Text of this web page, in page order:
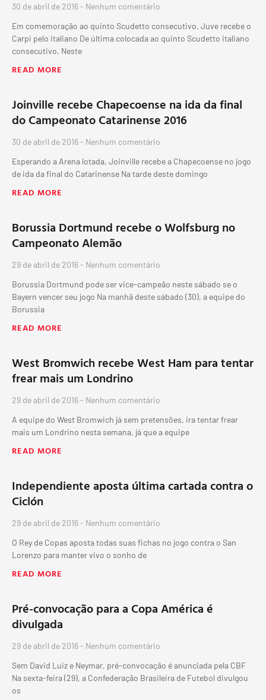
30 de abril de 2016
Nenhum comentário
Em comemoração ao quinto Scudetto consecutivo, Juve recebe o
Carpi pelo italiano De última colocada ao quinto Scudetto italiano
consecutivo. Neste
READ MORE
Joinville recebe Chapecoense na ida da final
do Campeonato Catarinense 2016
30 de abril de 2016
Nenhum comentário
Esperando a Arena lotada, Joinville recebe a Chapecoense no jogo
de ida da final do Catarinense Na tarde deste domingo
READ MORE
Borussia Dortmund recebe o Wolfsburg no
Campeonato Alemão
29 de abril de 2016
Nenhum comentário
Borussia Dortmund pode ser vice-campeão neste sábado se o
Bayern vencer seu jogo Na manhã deste sábado (30), a equipe do
Borussia
READ MORE
West Bromwich recebe West Ham para tentar
frear mais um Londrino
29 de abril de 2016
Nenhum comentário
A equipe do West Bromwich já sem pretensões, ira tentar frear
mais um Londrino nesta semana, já que a equipe
READ MORE
Independiente aposta última cartada contra o
Ciclón
29 de abril de 2016
Nenhum comentário
O Rey de Copas aposta todas suas fichas no jogo contra o San
Lorenzo para manter vivo o sonho de
READ MORE
Pré-convocação para a Copa América é
divulgada
29 de abril de 2016
Nenhum comentário
Sem David Luiz e Neymar, pré-convocação é anunciada pela CBF
Na sexta-feira (29), a Confederação Brasileira de Futebol divulgou
os